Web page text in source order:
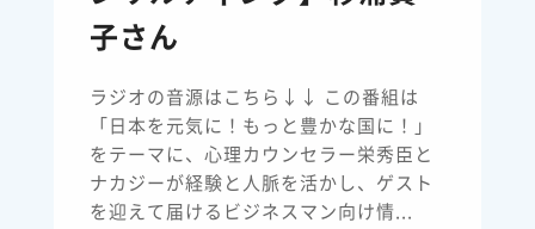
子さん
ラジオの音源はこちら↓↓ この番組は
「日本を元気に！もっと豊かな国に！」
をテーマに、心理カウンセラー栄秀臣と
ナカジーが経験と人脈を活かし、ゲスト
を迎えて届けるビジネスマン向け情...